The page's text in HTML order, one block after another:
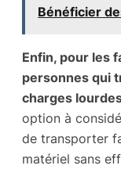
Bénéficier
Enfin, pour les
personnes qui
charges
option à
de transporter
matériel sans